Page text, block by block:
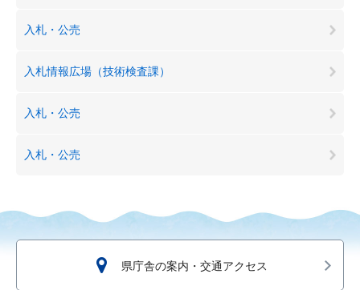
入札・公売
入札情報広場（技術検査課）
入札・公売
入札・公売
県庁舎の案内・交通アクセス